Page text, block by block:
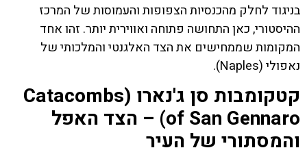
בניגוד לחלק מהכנסיות הצפופות והעמוסות של המרכז
ההיסטורי, כאן התחושה פתוחה ואווירית יותר. זהו אחד
המקומות שממחישים את הצד האלגנטי והמלכותי של
נאפולי (Naples).
קטקומבות סן ג'נארו (Catacombs
of San Gennaro) – הצד האפל
והמסתורי של העיר